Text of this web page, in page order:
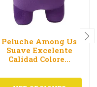
Peluche Among Us
Suave Excelente
Calidad Colore...